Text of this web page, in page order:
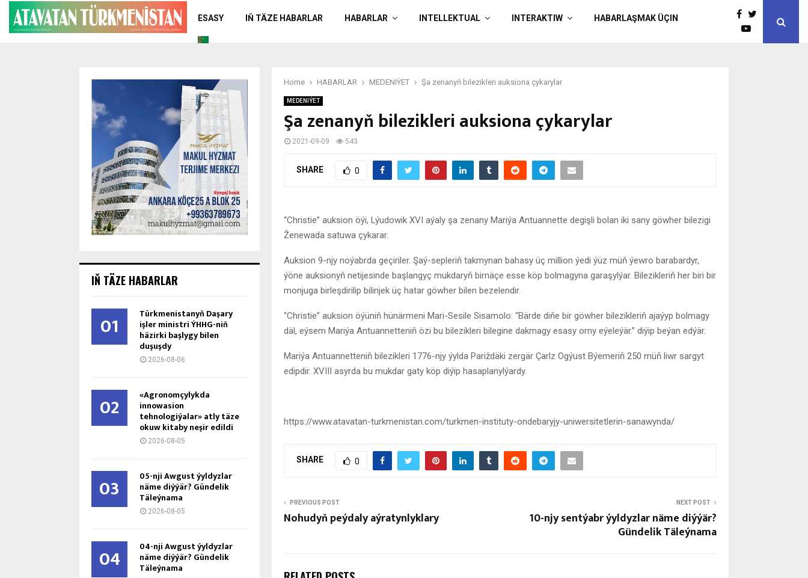
ESASY IŇ TÄZE HABARLAR HABARLAR INTELLEKTUAL INTERAKTIW HABARLAŞMAK ÜÇIN
Home HABARLAR MEDENIÝET Şa zenanyň bilezikleri auksiona çykarylar
MEDENIÝET
Şa zenanyň bilezikleri auksiona çykarylar
2021-09-09 543
SHARE 0
“Christie” auksion öýi, Lýudowik XVI aýaly şa zenany Mariýa Antuannette degişli bolan iki sany göwher bilezigi
Ženewada satuwa çykarar.
Auksion 9-njy noýabrda geçiriler. Şaý-sepleriň takmynan bahasy üç million ýedi ýüz müň ýewro barabardyr,
ýöne auksionyň netijesinde başlangyç mukdaryň birnäçe esse köp bolmagyna garaşylýar. Bilezikleriň her biri bir
monjuga birleşdirilip bilinjek üç hatar göwher bilen bezelendir.
“Christie” auksion öýüniň hünärmeni Mari-Sesile Sisamolo: “Bärde diňe bir göwher bilezikleriň ajaýyp bolmagy
däl, eýsem Mariýa Antuannetteniň özi bu bilezikleri bilegine dakmagy esasy orny eýeleýär.” diýip beýan edýär.
Mariýa Antuannetteniň bilezikleri 1776-njy ýylda Pariždäki zergär Çarlz Ogýust Býemeriň 250 müň liwr sargyt
edipdir. XVIII asyrda bu mukdar gaty köp diýip hasaplanylýardy.
https://www.atavatan-turkmenistan.com/turkmen-instituty-ondebaryjy-uniwersitetlerin-sanawynda/
SHARE 0
PREVIOUS POST
Nohudyň peýdaly aýratynlyklary
NEXT POST
10-njy sentýabr ýyldyzlar näme diýýär?
Gündelik Täleýnama
IŇ TÄZE HABARLAR
01 Türkmenistanyň Daşary
işler ministri ÝHHG-niň
häzirki başlygy bilen
duşuşdy
2026-08-06
02 «Agronomçylykda
innowasion
tehnologiýalar» atly täze
okuw kitaby neşir edildi
2026-08-05
03 05-nji Awgust ýyldyzlar
näme diýýär? Gündelik
Täleýnama
2026-08-05
04 04-nji Awgust ýyldyzlar
näme diýýär? Gündelik
Täleýnama